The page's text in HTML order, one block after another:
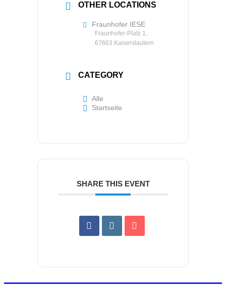
OTHER LOCATIONS
Fraunhofer IESE
Fraunhofer-Platz 1,
67663 Kaiserslautern
CATEGORY
Alle
Startseite
SHARE THIS EVENT